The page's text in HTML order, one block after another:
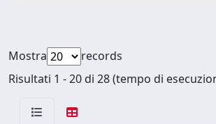
Mostra
records
Risultati 1 - 20 di 28 (tempo di